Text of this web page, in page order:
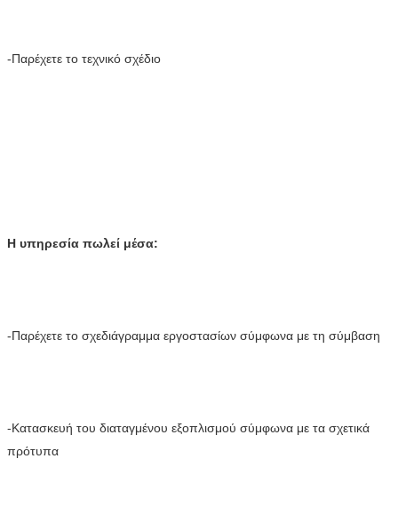
-Παρέχετε το τεχνικό σχέδιο
Η υπηρεσία πωλεί μέσα:
-Παρέχετε το σχεδιάγραμμα εργοστασίων σύμφωνα με τη σύμβαση
-Κατασκευή του διαταγμένου εξοπλισμού σύμφωνα με τα σχετικά
πρότυπα